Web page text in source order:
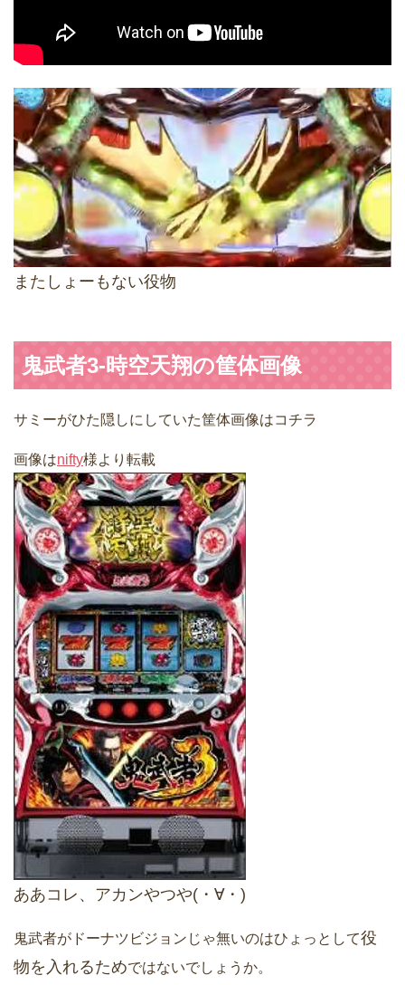
またしょーもない役物
鬼武者3-時空天翔の筐体画像
サミーがひた隠しにしていた筐体画像はコチラ
画像はnifty様より転載
ああコレ、アカンやつや(・∀・)
鬼武者がドーナツビジョンじゃ無いのはひょっとして役
物を入れるためではないでしょうか。